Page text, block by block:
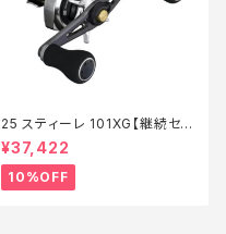
25 スティーレ 101XG【継続セー
ル_リール】【10】
¥37,422
10%OFF